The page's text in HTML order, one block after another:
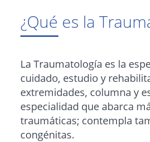
¿Qué es la
La Traumatología es la
cuidado, estudio y
extremidades, columna y
especialidad que abarca
traumáticas; contempla
congénitas.